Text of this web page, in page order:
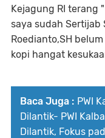
Kejagung RI terang
saya sudah Sertijab
Roedianto,SH
kopi hangat
Baca Juga : PWI
Dilantik- PWI
Dilantik, Fokus